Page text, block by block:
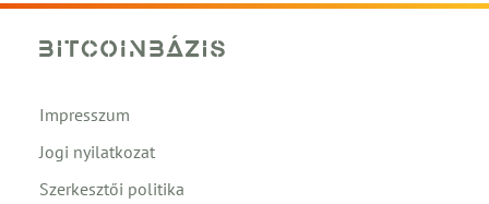
Impresszum
Jogi nyilatkozat
Szerkesztői politika